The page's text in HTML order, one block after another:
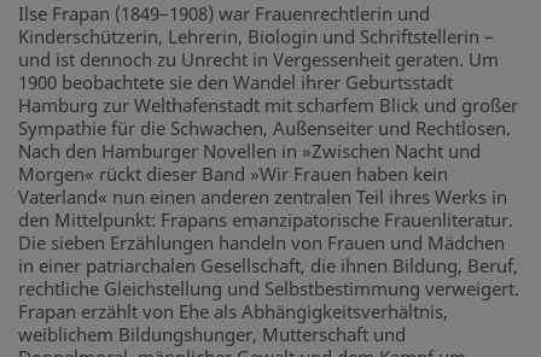
Ilse Frapan (1849–1908) war Frauenrechtlerin und
Kinderschützerin, Lehrerin, Biologin und Schriftstellerin –
und ist dennoch zu Unrecht in Vergessenheit geraten. Um
1900 beobachtete sie den Wandel ihrer Geburtsstadt
Hamburg zur Welthafenstadt mit scharfem Blick und großer
Sympathie für die Schwachen, Außenseiter und Rechtlosen.
Nach den Hamburger Novellen in »Zwischen Nacht und
Morgen« rückt dieser Band »Wir Frauen haben kein
Vaterland« nun einen anderen zentralen Teil ihres Werks in
den Mittelpunkt: Frapans emanzipatorische Frauenliteratur.
Die sieben Erzählungen handeln von Frauen und Mädchen
in einer patriarchalen Gesellschaft, die ihnen Bildung, Beruf,
rechtliche Gleichstellung und Selbstbestimmung verweigert.
Frapan erzählt von Ehe als Abhängigkeitsverhältnis,
weiblichem Bildungshunger, Mutterschaft und